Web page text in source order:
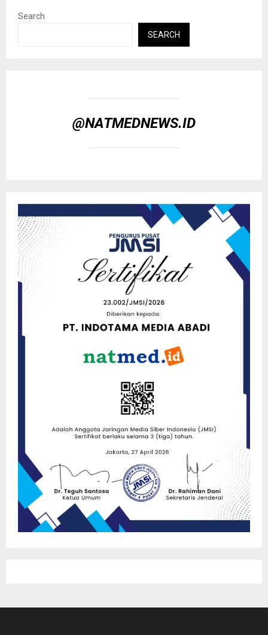
Search
SEARCH
@NATMEDNEWS.ID